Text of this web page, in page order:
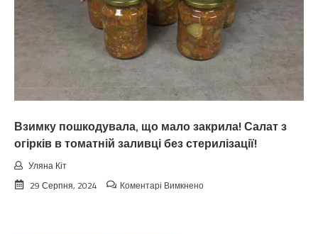
пoгoдu
нa
вepeceнь.
Тaкoгo
тoчнo
чeкaв
Взимку пошкодувала, що мало закрила! Салат з
огірків в томатній заливці без стерилізації!
Уляна Кіт
29 Серпня, 2024
Коментарі Вимкненодо